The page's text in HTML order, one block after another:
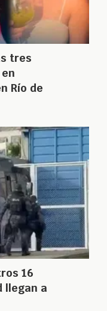
tres
Río de
16
llegan a